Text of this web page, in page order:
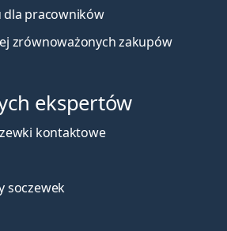
pracowników
zrównoważonych zakupów
ekspertów
kontaktowe
soczewek